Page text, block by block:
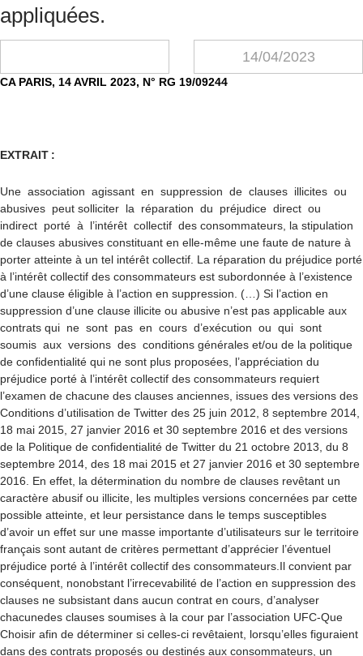
appliquées.
14/04/2023
CA PARIS, 14 AVRIL 2023, N° RG 19/09244
EXTRAIT :
Une association agissant en suppression de clauses illicites ou
abusives peut solliciter la réparation du préjudice direct ou
indirect porté à l’intérêt collectif des consommateurs, la stipulation
de clauses abusives constituant en elle-même une faute de nature à
porter atteinte à un tel intérêt collectif. La réparation du préjudice porté
à l’intérêt collectif des consommateurs est subordonnée à l’existence
d’une clause éligible à l’action en suppression. (…) Si l’action en
suppression d’une clause illicite ou abusive n’est pas applicable aux
contrats qui ne sont pas en cours d’exécution ou qui sont
soumis aux versions des conditions générales et/ou de la politique
de confidentialité qui ne sont plus proposées, l’appréciation du
préjudice porté à l’intérêt collectif des consommateurs requiert
l’examen de chacune des clauses anciennes, issues des versions des
Conditions d’utilisation de Twitter des 25 juin 2012, 8 septembre 2014,
18 mai 2015, 27 janvier 2016 et 30 septembre 2016 et des versions
de la Politique de confidentialité de Twitter du 21 octobre 2013, du 8
septembre 2014, des 18 mai 2015 et 27 janvier 2016 et 30 septembre
2016. En effet, la détermination du nombre de clauses revêtant un
caractère abusif ou illicite, les multiples versions concernées par cette
possible atteinte, et leur persistance dans le temps susceptibles
d’avoir un effet sur une masse importante d’utilisateurs sur le territoire
français sont autant de critères permettant d’apprécier l’éventuel
préjudice porté à l’intérêt collectif des consommateurs.Il convient par
conséquent, nonobstant l’irrecevabilité de l’action en suppression des
clauses ne subsistant dans aucun contrat en cours, d’analyser
chacunedes clauses soumises à la cour par l’association UFC-Que
Choisir afin de déterminer si celles-ci revêtaient, lorsqu’elles figuraient
dans des contrats proposés ou destinés aux consommateurs, un